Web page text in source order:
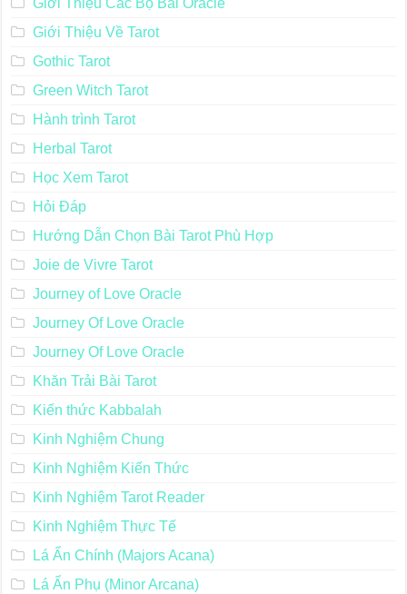
Giới Thiệu Các Bộ Bài Oracle
Giới Thiệu Về Tarot
Gothic Tarot
Green Witch Tarot
Hành trình Tarot
Herbal Tarot
Học Xem Tarot
Hỏi Đáp
Hướng Dẫn Chọn Bài Tarot Phù Hợp
Joie de Vivre Tarot
Journey of Love Oracle
Journey Of Love Oracle
Journey Of Love Oracle
Khăn Trải Bài Tarot
Kiến thức Kabbalah
Kinh Nghiệm Chung
Kinh Nghiệm Kiến Thức
Kinh Nghiệm Tarot Reader
Kinh Nghiệm Thực Tế
Lá Ẩn Chính (Majors Acana)
Lá Ẩn Phụ (Minor Arcana)